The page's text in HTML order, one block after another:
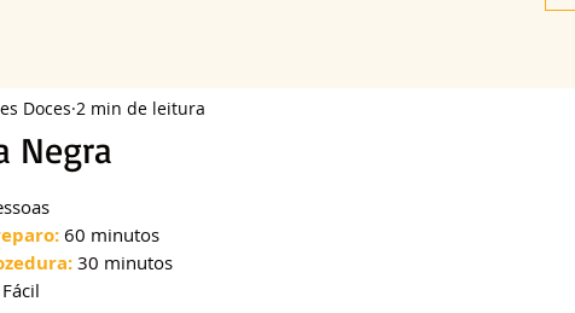
Negra
Doces 2 min de leitura
com NaN de 5 estrelas.
60 minutos
30 minutos
Fácil